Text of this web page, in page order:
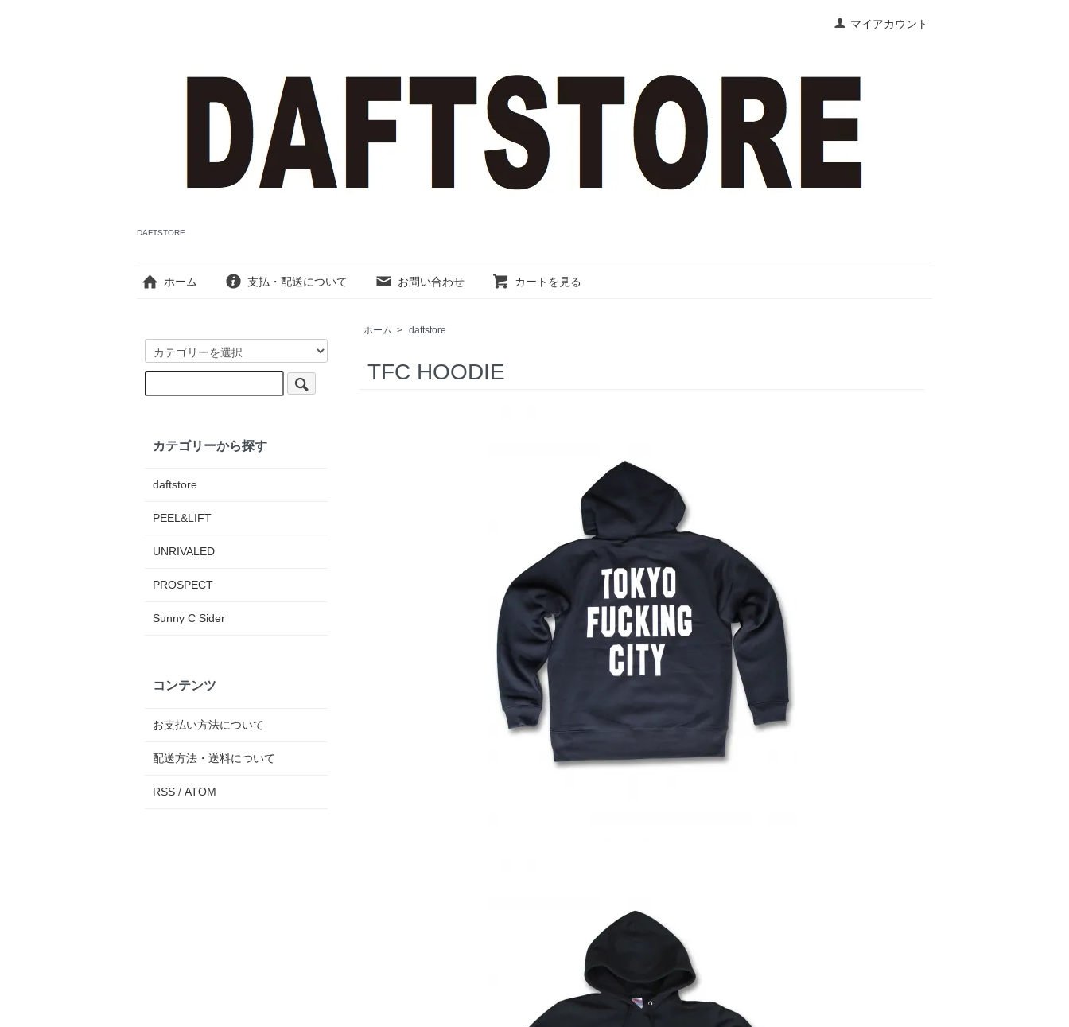
マイアカウント
DAFTSTORE
ホーム 支払・配送について お問い合わせ カートを見る
ホーム > daftstore
TFC HOODIE
カテゴリーから探す
daftstore
PEEL&LIFT
UNRIVALED
PROSPECT
Sunny C Sider
コンテンツ
お支払い方法について
配送方法・送料について
RSS / ATOM